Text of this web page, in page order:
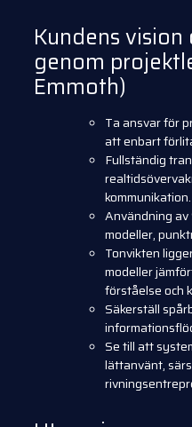
Kundens vision
genom
Emmoth)
Ta ansvar för
att enbart
Fullständig
kommunikation.
Användning
modeller,
Tonvikten
modeller
förståelse och
Säkerställ
Se till att
lättanvänt,